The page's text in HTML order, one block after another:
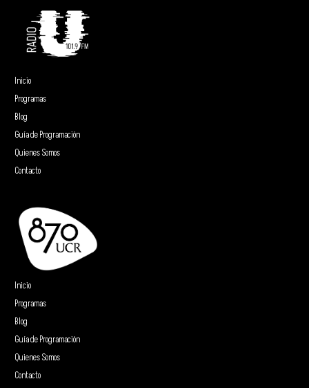
Inicio
Programas
Blog
Guía de Programación
Quienes Somos
Contacto
Inicio
Programas
Blog
Guía de Programación
Quienes Somos
Contacto